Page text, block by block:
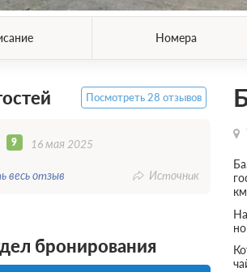
Номера
Посмотреть 28 отзывов
9 16 мая 2025
весь отзыв Источник
бронирования